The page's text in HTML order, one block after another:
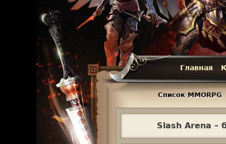
Slash Arena –
Г
л
а
в
Главная
Список MMORPG